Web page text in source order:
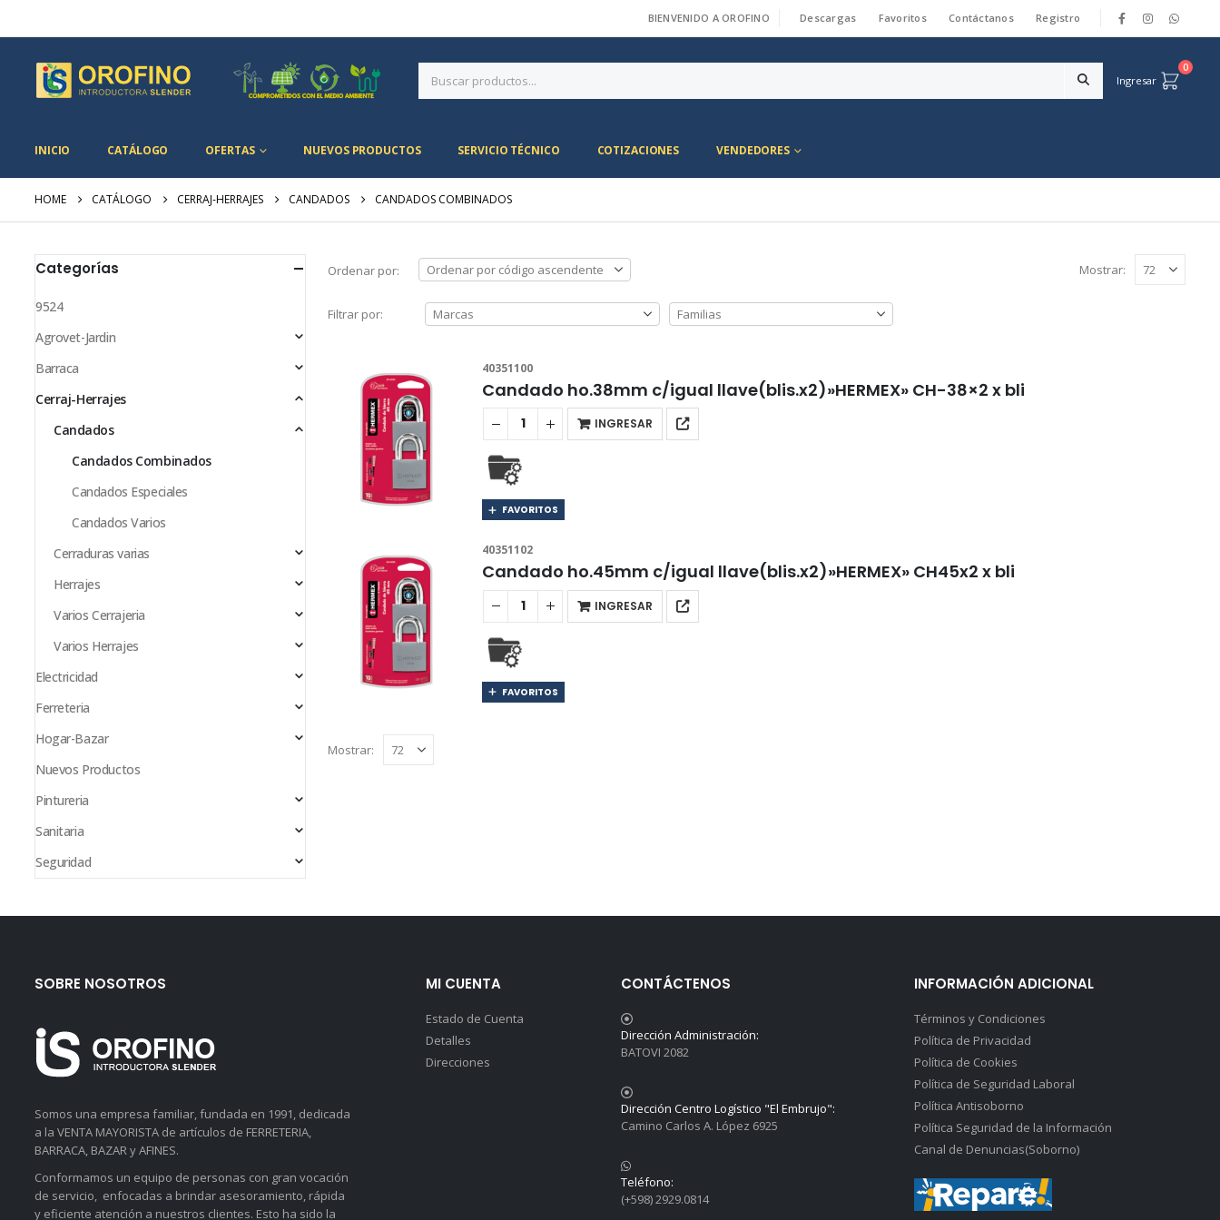
BIENVENIDO A OROFINO Descargas Favoritos Contáctanos Registro
Ingresar
0
INICIO CATÁLOGO OFERTAS NUEVOS PRODUCTOS SERVICIO TÉCNICO COTIZACIONES VENDEDORES
HOME CATÁLOGO CERRAJ-HERRAJES CANDADOS CANDADOS COMBINADOS
Ordenar por: Mostrar:
Filtrar por:
40351100
Candado ho.38mm c/igual llave(blis.x2)»HERMEX» CH-38×2 x bli
INGRESAR
FAVORITOS
40351102
Candado ho.45mm c/igual llave(blis.x2)»HERMEX» CH45x2 x bli
INGRESAR
FAVORITOS
Mostrar:
Categorías
9524
Agrovet-Jardin
Barraca
Cerraj-Herrajes
Candados
Candados Combinados
Candados Especiales
Candados Varios
Cerraduras varias
Herrajes
Varios Cerrajeria
Varios Herrajes
Electricidad
Ferreteria
Hogar-Bazar
Nuevos Productos
Pintureria
Sanitaria
Seguridad
SOBRE NOSOTROS
Somos una empresa familiar, fundada en 1991, dedicada
a la VENTA MAYORISTA de artículos de FERRETERIA,
BARRACA, BAZAR y AFINES.
Conformamos un equipo de personas con gran vocación
de servicio, enfocadas a brindar asesoramiento, rápida
y eficiente atención a nuestros clientes. Esto ha sido la
MI CUENTA
Estado de Cuenta
Detalles
Direcciones
CONTÁCTENOS
Dirección Administración:
BATOVI 2082
Dirección Centro Logístico "El Embrujo":
Camino Carlos A. López 6925
Teléfono:
(+598) 2929.0814
INFORMACIÓN ADICIONAL
Términos y Condiciones
Política de Privacidad
Política de Cookies
Política de Seguridad Laboral
Política Antisoborno
Política Seguridad de la Información
Canal de Denuncias(Soborno)